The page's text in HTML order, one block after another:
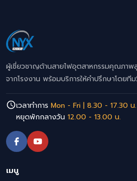
ผู้เชี่ยวชาญด้านสายไฟอุตสาหกรรมคุณภาพ
จากโรงงาน พร้อมบริการให้คำปรึกษาโดยที
เวลาทำการ Mon - Fri | 8.30 - 17.30 น.
หยุดพักกลางวัน 12.00 - 13.00 น.
เมนู